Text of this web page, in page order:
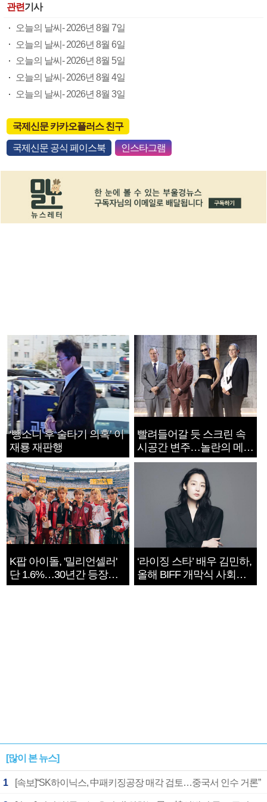
관련기사
오늘의 날씨- 2026년 8월 7일
오늘의 날씨- 2026년 8월 6일
오늘의 날씨- 2026년 8월 5일
오늘의 날씨- 2026년 8월 4일
오늘의 날씨- 2026년 8월 3일
국제신문 카카오플러스 친구
국제신문 공식 페이스북 인스타그램
‘뺑소니 후 술타기 의혹’ 이
재룡 재판행
빨려들어갈 듯 스크린 속
시공간 변주…놀란의 메시
지는 ‘전쟁 속죄’
K팝 아이돌, '밀리언셀러'
단 1.6%…30년간 등장
1182개팀 전수조사
‘라이징 스타’ 배우 김민하,
올해 BIFF 개막식 사회자
확정
[많이 본 뉴스]
1 [속보]“SK하이닉스, 中패키징공장 매각 검토…중국서 인수 거론”